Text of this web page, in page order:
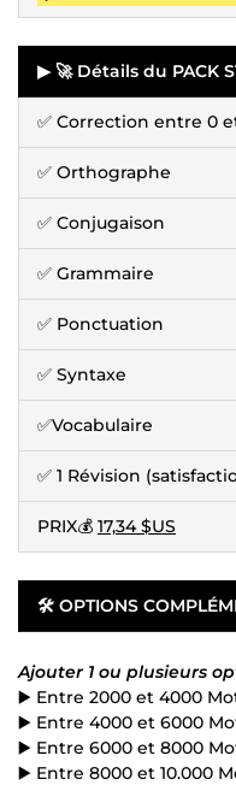
▶ 🚀 Détails du PACK
✅ Correction entre 0
✅ Orthographe
✅ Conjugaison
✅ Grammaire
✅ Ponctuation
✅ Syntaxe
✅Vocabulaire
✅ 1 Révision
PRIX💰 17,34 $US
🛠 OPTIONS
Ajouter 1 ou plusieurs
▶️ Entre 2000 et 4000
▶️ Entre 4000 et 6000
▶️ Entre 6000 et 8000
▶️ Entre 8000 et 10.000